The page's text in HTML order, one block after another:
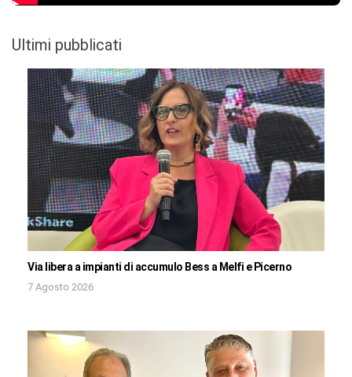
Ultimi pubblicati
Via libera a impianti di accumulo Bess a Melfi e Picerno
7 Agosto 2026